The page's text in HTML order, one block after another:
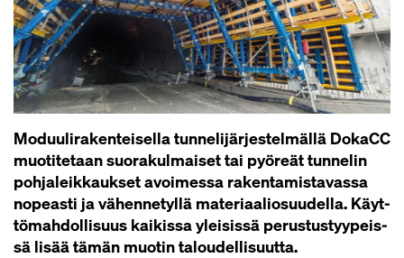
Mo­duu­li­ra­ken­tei­sel­la tun­ne­li­jär­jes­tel­mäl­lä Do­kaCC
muo­ti­te­taan suo­ra­kul­mai­set tai pyö­reät tun­ne­lin
poh­ja­leik­kauk­set avoi­mes­sa ra­ken­ta­mis­ta­vas­sa
no­peas­ti ja vä­hen­ne­tyl­lä ma­te­ri­aa­lio­suu­del­la. Käyt­
tö­mah­dol­li­suus kai­kis­sa ylei­sis­sä pe­rus­tus­tyy­peis­
sä li­sää tä­män muo­tin ta­lou­del­li­suut­ta.